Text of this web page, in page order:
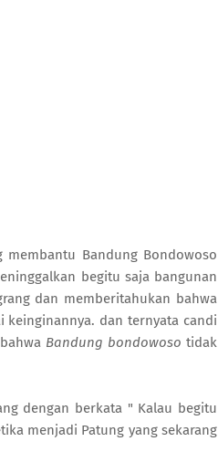
Bandung Bondowoso
begitu saja bangunan
dan memberitahukan bahwa
keinginannya. dan ternyata candi
Bandung bondowoso tidak
dengan berkata " Kalau begitu
menjadi Patung yang sekarang